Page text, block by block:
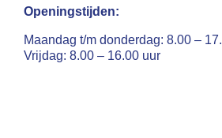
Openingstijden:
Maandag t/m donderdag: 8.00 –
Vrijdag: 8.00 – 16.00 uur